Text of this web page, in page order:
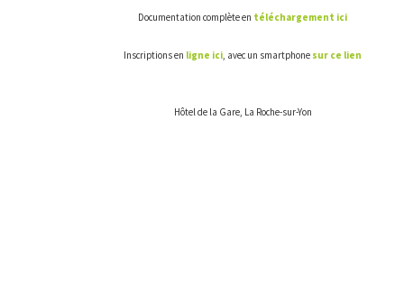
Documentation complète en téléchargement ici
Inscriptions en ligne ici, avec un smartphone sur ce lien
Hôtel de la Gare, La Roche-sur-Yon